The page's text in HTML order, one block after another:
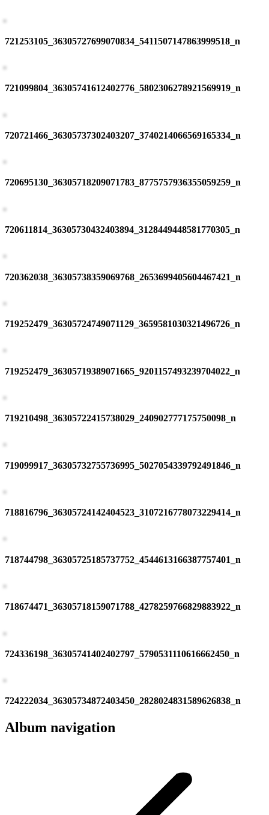
721253105_36305727699070834_5411507147863999518_n
721099804_36305741612402776_5802306278921569919_n
720721466_36305737302403207_3740214066569165334_n
720695130_36305718209071783_8775757936355059259_n
720611814_36305730432403894_3128449448581770305_n
720362038_36305738359069768_2653699405604467421_n
719252479_36305724749071129_3659581030321496726_n
719252479_36305719389071665_9201157493239704022_n
719210498_36305722415738029_240902777175750098_n
719099917_36305732755736995_5027054339792491846_n
718816796_36305724142404523_3107216778073229414_n
718744798_36305725185737752_4544613166387757401_n
718674471_36305718159071788_4278259766829883922_n
724336198_36305741402402797_5790531110616662450_n
724222034_36305734872403450_2828024831589626838_n
Album navigation